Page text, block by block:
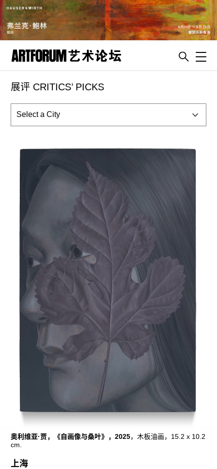
artguide
新闻
专栏
视频
ENGLISH
ART & EDUCATION
广告
往期内容
联系我们
关注我们
展评 CRITICS’ PICKS
奥利维亚·贾，《自画像与桑叶》，2025，木板油画，15.2 x 10.2
cm.
上海